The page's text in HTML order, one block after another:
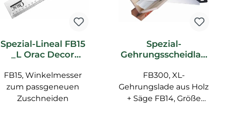
Spezial-Lineal FB15
_L Orac Decor
FB15, Winkelmesser
zum passgeneuen
Zuschneiden
Spezial-
Gehrungsscheidlad
Zubehör
FB300, XL-
Gehrungslade aus Holz
+ Säge FB14, Größe